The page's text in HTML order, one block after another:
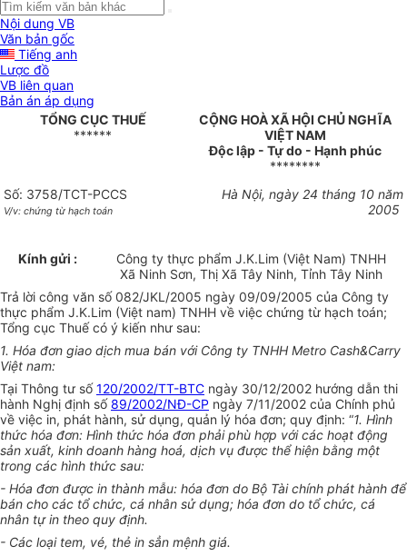
Nội dung VB
Văn bản gốc
Tiếng anh
Lược đồ
VB liên quan
Bản án áp dụng
TỔNG CỤC THUẾ
******
CỘNG HOÀ XÃ HỘI CHỦ NGHĨA
VIỆT NAM
Độc lập - Tự do - Hạnh phúc
********
Số: 3758/TCT-PCCS
V/v: chứng từ hạch toán
Hà Nội, ngày 24 tháng 10 năm
2005
Kính gửi :
Công ty thực phẩm J.K.Lim (Việt Nam) TNHH
Xã Ninh Sơn, Thị Xã Tây Ninh, Tỉnh Tây Ninh
Trả lời công văn số 082/JKL/2005 ngày 09/09/2005 của Công ty
thực phẩm J.K.Lim (Việt nam) TNHH về việc chứng từ hạch toán;
Tổng cục Thuế có ý kiến như sau:
1. Hóa đơn giao dịch mua bán với Công ty TNHH Metro Cash&Carry
Việt nam:
Tại Thông tư số120/2002/TT-BTC ngày 30/12/2002 hướng dẫn thi
hành Nghị định số89/2002/NĐ-CP ngày 7/11/2002 của Chính phủ
về việc in, phát hành, sử dụng, quản lý hóa đơn; quy định: “1. Hình
thức hóa đơn: Hình thức hóa đơn phải phù hợp với các hoạt động
sản xuất, kinh doanh hàng hoá, dịch vụ được thể hiện bằng một
trong các hình thức sau:
- Hóa đơn được in thành mẫu: hóa đơn do Bộ Tài chính phát hành để
bán cho các tổ chức, cá nhân sử dụng; hóa đơn do tổ chức, cá
nhân tự in theo quy định.
- Các loại tem, vé, thẻ in sẳn mệnh giá.